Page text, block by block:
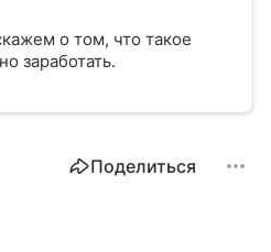
о том, что такое
заработать.
Поделиться